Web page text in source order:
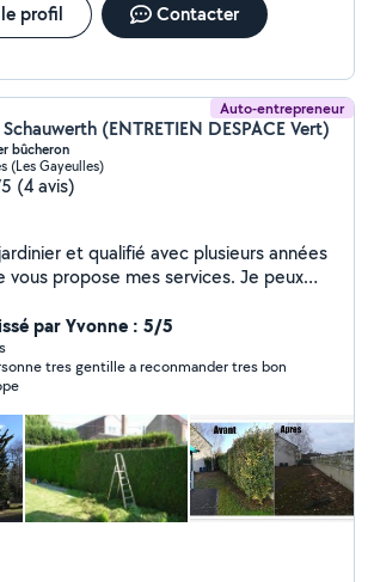
profil Contacter
Auto-entrepreneur
(ENTRETIEN DESPACE Vert)
bûcheron
(Les Gayeulles)
(4 avis)
propose mes services. Je peux
- création de pelouse
ou rouleaux
Motoculteur, taille haie,
et autres Travail soigné et
par Yvonne : 5/5
tres gentille a reconmander tres bon